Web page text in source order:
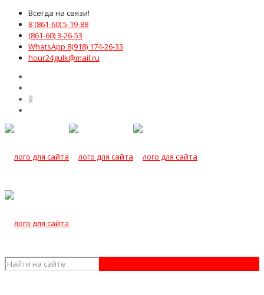
Всегда на связи!
8 (861-60) 5-19-88
(861-60) 3-26-53
WhatsApp 8(918) 174-26-33
hour24gulk@mail.ru